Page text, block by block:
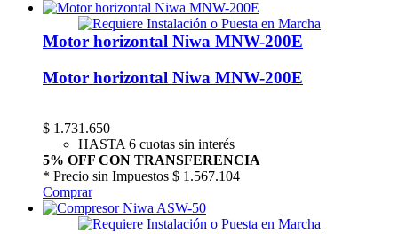
Motor horizontal Niwa MNW-200E
Motor horizontal Niwa MNW-200E
$ 1.731.650
HASTA 6 cuotas sin interés
5% OFF CON TRANSFERENCIA
* Precio sin Impuestos $ 1.567.104
Comprar